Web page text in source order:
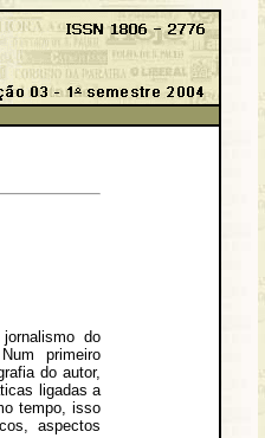
do
primeiro
do autor,
ligadas a
tempo, isso
aspectos